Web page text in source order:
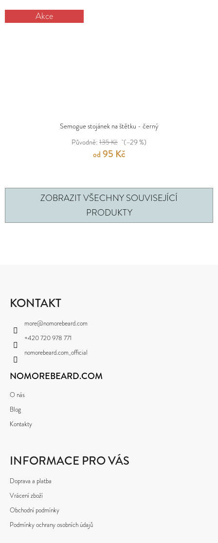
Akce
Semogue stojánek na štětku - černý
Původně: 135 Kč (–29 %)
od 95 Kč
ZOBRAZIT VŠECHNY SOUVISEJÍCÍ
PRODUKTY
KONTAKT
more@nomorebeard.com
+420 720 978 771
nomorebeard.com_official
NOMOREBEARD.COM
O nás
Blog
Kontakty
INFORMACE PRO VÁS
Doprava a platba
Vrácení zboží
Obchodní podmínky
Podmínky ochrany osobních údajů